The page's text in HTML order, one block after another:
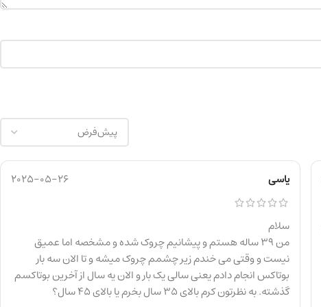
یاسی 2025-05-26
سلام
من 39 ساله هستم و پیشانیم چروک شده و مشخصه اما عمیق
نیست و وقتی می خندم زیر چشمم چروک میشه و تا الان سه بار
بوتاکس انجام دادم یعنی سالی یک بار و الان یه سال از آخرین بوتاکسم
گذشته. به نظرتون کرم بالای 35 سال بخرم یا بالای 45 سال؟